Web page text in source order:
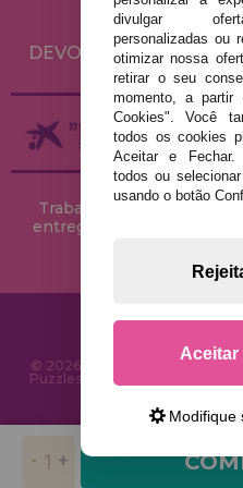
ENVIO E
DEVOLUÇÕES /
Trabalhamos com
entregas rápidas no
© 2026 CasaDoPuzzle.com -
Puzzles na Internet. Entrega
divulgar
personalizadas ou
otimizar nossa
retirar o seu
momento, a
Cookies". Você
todos os cookies
Aceitar e
todos ou
usando o botão
Aceitar
Modifique